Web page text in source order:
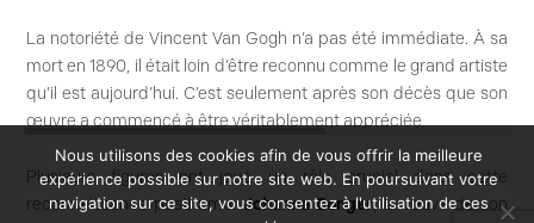
La notoriété de Vincent Van Gogh n’a pas été immédiate. À sa
mort en 1890, il était loin d’être reconnu comme le grand artiste
qu’il est aujourd’hui. C’est seulement après son décès que son
œuvre a commencé à être véritablement appréciée.
Plusieurs figures ont joué un rôle crucial dans cette
reconnaissance posthume.Johanna Bonger, la veuve de son
Nous utilisons des cookies afin de vous offrir la meilleure
expérience possible sur notre site web. En poursuivant votre
navigation sur ce site, vous consentez à l'utilisation de ces